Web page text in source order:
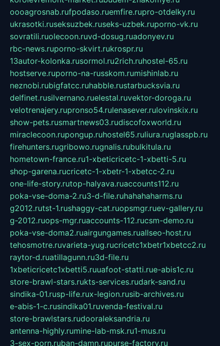
oooagrosnab.rufpodaso.ruemfire.rupro-otdelky.ru
ukrasotki.ruseksuzbek.ruseks-uzbek.ruporno-vk.ru
sovratili.ruolecoon.ruvd-dosug.ruadonyev.ru
rbc-news.ruporno-skvirt.rukrospr.ru
13autor-kolonka.rusormol.ru2rich.ruhostel-65.ru
hostserve.ruporno-na-russkom.rumishinlab.ru
neznobi.rubigfatcc.ruhabble.rustarbucksvia.ru
delfinet.rusilvernano.ruelestal.ruvektor-doroga.ru
velotrenajery.rupronso54.rulenasever.rulovinskix.ru
show-pets.rusmartnews03.rudiscofoxworld.ru
miraclecoon.rupongup.ruhostel65.ruliura.ruglasspb.ru
firehunters.rugribowo.rugnalis.rubulkitula.ru
hometown-france.ru1-xbeticricetc-1-xbetti-5.ru
shop-garena.rucricetc-1-xbetr-1-xbetcc-2.ru
one-life-story.rutop-halyava.ruaccounts112.ru
poka-vse-doma-2.ru3-d-file.ruhahahaharms.ru
g2012.rutst-1.rushaggy-cat.ruopsmgr.ruev-gallery.ru
g-2012.ruops-mgr.ruaccounts-112.rucsm-demo.ru
poka-vse-doma2.ruairgungames.ruallseo-host.ru
tehosmotre.ruvarieta-yug.rucricetc1xbetr1xbetcc2.ru
raytor-d.ruatillagunn.ru3d-file.ru
1xbeticricetc1xbetti5.ruuafoot-statti.rue-abis1c.ru
store-brawl-stars.rukts-services.rudark-sand.ru
sindika-01.rusp-life.rux-legion.rusib-archives.ru
e-abis-1-c.rusindika01.ruvenda-festival.ru
store-brawlstars.rudooraleksandria.ru
antenna-highly.rumine-lab-msk.ru1-mus.ru
3-sex-porn.ruban-damn.rupurse-factory.ru